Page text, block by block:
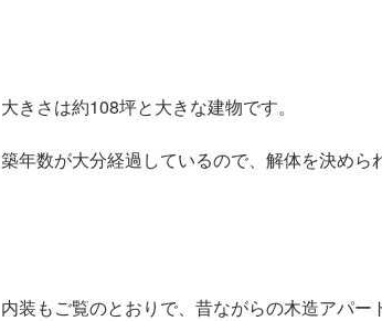
大きさは約108坪と大きな建物です。
築年数が大分経過しているので、解体を決めら
内装もご覧のとおりで、昔ながらの木造アパー